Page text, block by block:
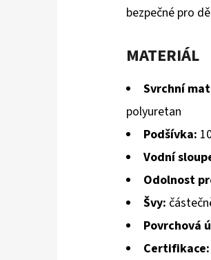
bezpečné pro
MATERIÁL
Svrchní
polyuretan
Podšívka:
Vodní
Odolnost
Švy:
Povrchová
Certifikace: